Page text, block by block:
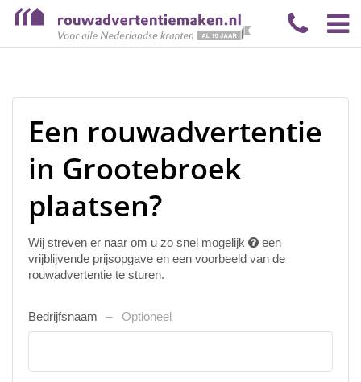
Een rouwadvertentie
in Grootebroek
plaatsen?
Wij streven er naar om u zo snel mogelijk
een
vrijblijvende prijsopgave en een voorbeeld van de
rouwadvertentie te sturen.
Bedrijfsnaam Optioneel